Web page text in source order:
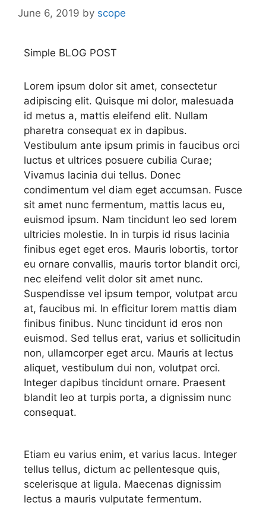
June 6, 2019 by scope
Simple BLOG POST
Lorem ipsum dolor sit amet, consectetur
adipiscing elit. Quisque mi dolor, malesuada
id metus a, mattis eleifend elit. Nullam
pharetra consequat ex in dapibus.
Vestibulum ante ipsum primis in faucibus orci
luctus et ultrices posuere cubilia Curae;
Vivamus lacinia dui tellus. Donec
condimentum vel diam eget accumsan. Fusce
sit amet nunc fermentum, mattis lacus eu,
euismod ipsum. Nam tincidunt leo sed lorem
ultricies molestie. In in turpis id risus lacinia
finibus eget eget eros. Mauris lobortis, tortor
eu ornare convallis, mauris tortor blandit orci,
nec eleifend velit dolor sit amet nunc.
Suspendisse vel ipsum tempor, volutpat arcu
at, faucibus mi. In efficitur lorem mattis diam
finibus finibus. Nunc tincidunt id eros non
euismod. Sed tellus erat, varius et sollicitudin
non, ullamcorper eget arcu. Mauris at lectus
aliquet, vestibulum dui non, volutpat orci.
Integer dapibus tincidunt ornare. Praesent
blandit leo at turpis porta, a dignissim nunc
consequat.
Etiam eu varius enim, et varius lacus. Integer
tellus tellus, dictum ac pellentesque quis,
scelerisque at ligula. Maecenas dignissim
lectus a mauris vulputate fermentum.